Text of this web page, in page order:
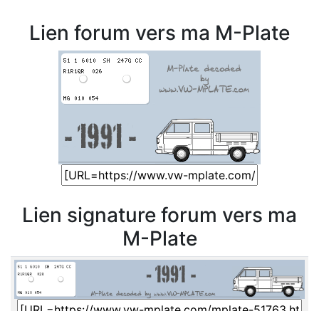
Lien forum vers ma M-Plate
Lien signature forum vers ma
M-Plate